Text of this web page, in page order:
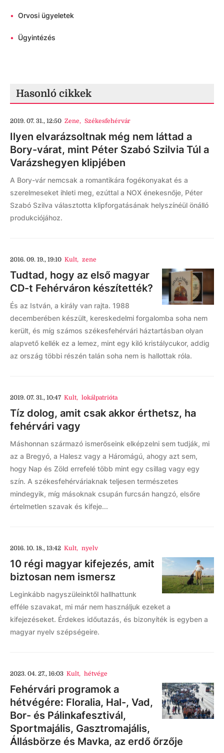
• Orvosi ügyeletek
• Ügyintézés
Hasonló cikkek
2019. 07. 31., 12:50 Zene, Székesfehérvár
Ilyen elvarázsoltnak még nem láttad a
Bory-várat, mint Péter Szabó Szilvia Túl a
Varázshegyen klipjében
A Bory-vár nemcsak a romantikára fogékonyakat és a
szerelmeseket ihleti meg, ezúttal a NOX énekesnője, Péter
Szabó Szilva választotta klipforgatásának helyszínéül önálló
produkciójához.
2016. 09. 19., 19:10 Kult, zene
Tudtad, hogy az első magyar
CD-t Fehérváron készítették?
És az István, a király van rajta. 1988
decemberében készült, kereskedelmi forgalomba soha nem
került, és míg számos székesfehérvári háztartásban olyan
alapvető kellék ez a lemez, mint egy kiló kristálycukor, addig
az ország többi részén talán soha nem is hallottak róla.
2019. 07. 31., 10:47 Kult, lokálpatrióta
Tíz dolog, amit csak akkor érthetsz, ha
fehérvári vagy
Máshonnan származó ismerőseink elképzelni sem tudják, mi
az a Bregyó, a Halesz vagy a Háromágú, ahogy azt sem,
hogy Nap és Zöld errefelé több mint egy csillag vagy egy
szín. A székesfehérváriaknak teljesen természetes
mindegyik, míg másoknak csupán furcsán hangzó, elsőre
értelmetlen szavak és kifeje...
2016. 10. 18., 13:42 Kult, nyelv
10 régi magyar kifejezés, amit
biztosan nem ismersz
Leginkább nagyszüleinktől hallhattunk
efféle szavakat, mi már nem használjuk ezeket a
kifejezéseket. Érdekes időutazás, és bizonyíték is egyben a
magyar nyelv szépségeire.
2023. 04. 27., 16:03 Kult, hétvége
Fehérvári programok a
hétvégére: Floralia, Hal-, Vad,
Bor- és Pálinkafesztivál,
Sportmajális, Gasztromajális,
Állásbörze és Mavka, az erdő őrzője